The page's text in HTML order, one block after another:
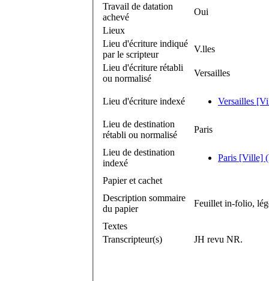
Travail de datation
achevé
Oui
Lieux
Lieu d'écriture indiqué
par le scripteur
V.lles
Lieu d'écriture rétabli
ou normalisé
Versailles
Lieu d'écriture indexé Versailles
Lieu de destination
rétabli ou normalisé
Paris
Lieu de destination
indexé
Paris [Ville]
Papier et cachet
Description sommaire
du papier
Feuillet in-folio,
Textes
Transcripteur(s)
JH revu NR.